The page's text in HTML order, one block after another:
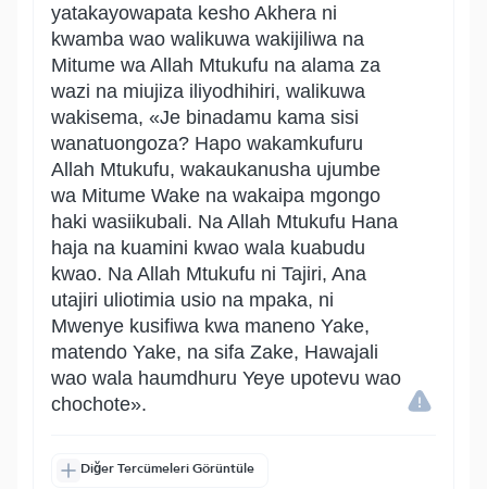
yatakayowapata kesho Akhera ni
kwamba wao walikuwa wakijiliwa na
Mitume wa Allah Mtukufu na alama za
wazi na miujiza iliyodhihiri, walikuwa
wakisema, «Je binadamu kama sisi
wanatuongoza? Hapo wakamkufuru
Allah Mtukufu, wakaukanusha ujumbe
wa Mitume Wake na wakaipa mgongo
haki wasiikubali. Na Allah Mtukufu Hana
haja na kuamini kwao wala kuabudu
kwao. Na Allah Mtukufu ni Tajiri, Ana
utajiri uliotimia usio na mpaka, ni
Mwenye kusifiwa kwa maneno Yake,
matendo Yake, na sifa Zake, Hawajali
wao wala haumdhuru Yeye upotevu wao
chochote».
Diğer Tercümeleri Görüntüle